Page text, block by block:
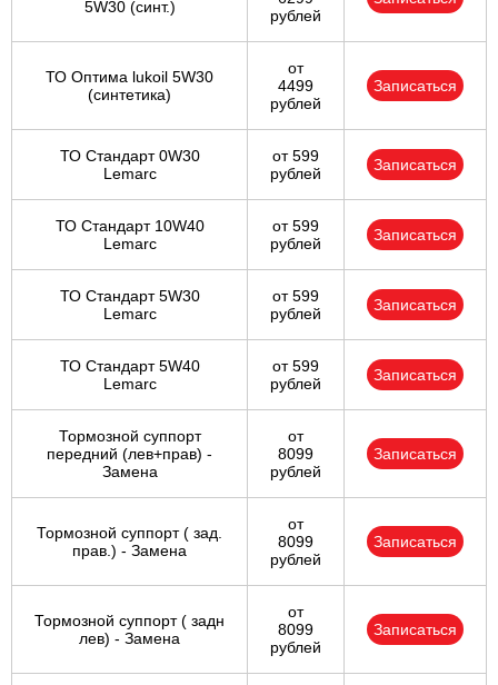
5W30 (синт.)
рублей
ТО Оптима lukoil 5W30
(синтетика)
от
4499
рублей
Записаться
ТО Стандарт 0W30
Lemarc
от 599
рублей
Записаться
ТО Стандарт 10W40
Lemarc
от 599
рублей
Записаться
ТО Стандарт 5W30
Lemarc
от 599
рублей
Записаться
ТО Стандарт 5W40
Lemarc
от 599
рублей
Записаться
Тормозной суппорт
передний (лев+прав) -
Замена
от
8099
рублей
Записаться
Тормозной суппорт ( зад.
прав.) - Замена
от
8099
рублей
Записаться
Тормозной суппорт ( задн
лев) - Замена
от
8099
рублей
Записаться